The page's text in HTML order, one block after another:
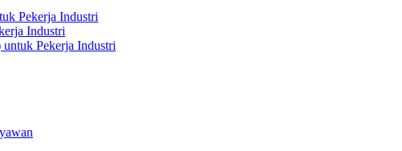
Pekerja Industri
Industri
Pekerja Industri